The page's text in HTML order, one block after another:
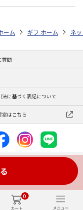
0
2026 おつまみ・お惣菜
・夏ギフト特集 2026
ストア お中元・夏ギフト
ーム ギフトストア お
ホーム ネ
質問
法に基づく表記について
案はこちら